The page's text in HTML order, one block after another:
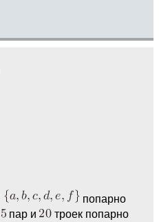
попарно
пар и
троек попарно